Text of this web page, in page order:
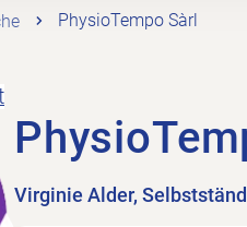
PhysioTempo Sàrl
Virginie Alder,